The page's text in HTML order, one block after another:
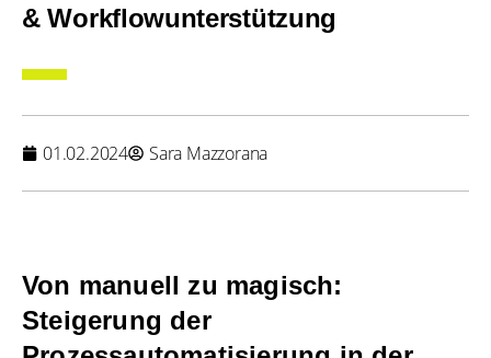
& Workflowunterstützung
01.02.2024 Sara Mazzorana
Von manuell zu magisch:
Steigerung der